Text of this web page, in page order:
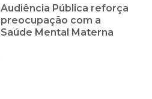
Audiência Pública reforça
preocupação com a
Saúde Mental Materna